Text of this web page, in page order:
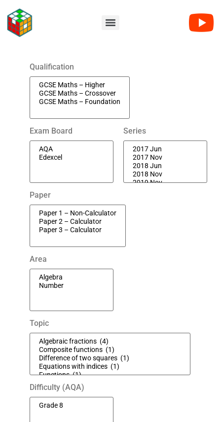
Qualification
Exam Board Series
Paper
Area
Topic
Difficulty (AQA)